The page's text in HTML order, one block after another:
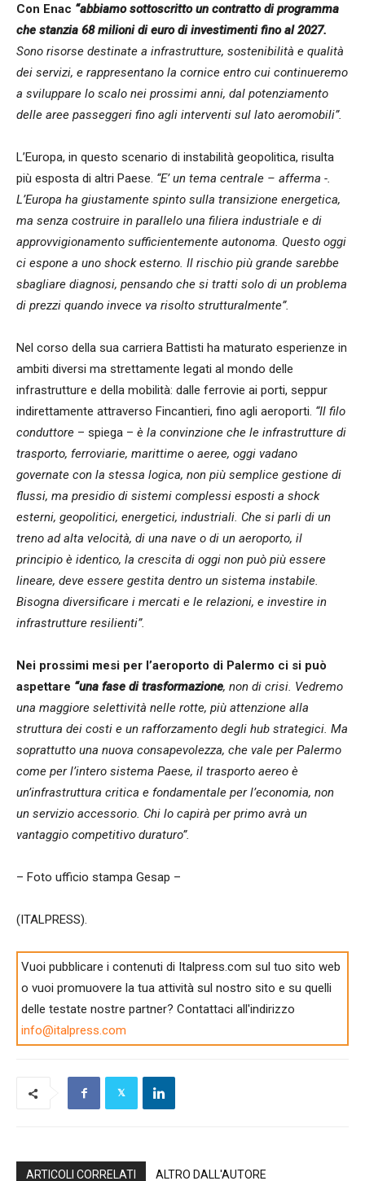
Con Enac “abbiamo sottoscritto un contratto di programma
che stanzia 68 milioni di euro di investimenti fino al 2027.
Sono risorse destinate a infrastrutture, sostenibilità e qualità
dei servizi, e rappresentano la cornice entro cui continueremo
a sviluppare lo scalo nei prossimi anni, dal potenziamento
delle aree passeggeri fino agli interventi sul lato aeromobili”.
L’Europa, in questo scenario di instabilità geopolitica, risulta
più esposta di altri Paese. “E’ un tema centrale – afferma -.
L’Europa ha giustamente spinto sulla transizione energetica,
ma senza costruire in parallelo una filiera industriale e di
approvvigionamento sufficientemente autonoma. Questo oggi
ci espone a uno shock esterno. Il rischio più grande sarebbe
sbagliare diagnosi, pensando che si tratti solo di un problema
di prezzi quando invece va risolto strutturalmente”.
Nel corso della sua carriera Battisti ha maturato esperienze in
ambiti diversi ma strettamente legati al mondo delle
infrastrutture e della mobilità: dalle ferrovie ai porti, seppur
indirettamente attraverso Fincantieri, fino agli aeroporti. “Il filo
conduttore – spiega – è la convinzione che le infrastrutture di
trasporto, ferroviarie, marittime o aeree, oggi vadano
governate con la stessa logica, non più semplice gestione di
flussi, ma presidio di sistemi complessi esposti a shock
esterni, geopolitici, energetici, industriali. Che si parli di un
treno ad alta velocità, di una nave o di un aeroporto, il
principio è identico, la crescita di oggi non può più essere
lineare, deve essere gestita dentro un sistema instabile.
Bisogna diversificare i mercati e le relazioni, e investire in
infrastrutture resilienti”.
Nei prossimi mesi per l’aeroporto di Palermo ci si può
aspettare “una fase di trasformazione, non di crisi. Vedremo
una maggiore selettività nelle rotte, più attenzione alla
struttura dei costi e un rafforzamento degli hub strategici. Ma
soprattutto una nuova consapevolezza, che vale per Palermo
come per l’intero sistema Paese, il trasporto aereo è
un’infrastruttura critica e fondamentale per l’economia, non
un servizio accessorio. Chi lo capirà per primo avrà un
vantaggio competitivo duraturo”.
– Foto ufficio stampa Gesap –
(ITALPRESS).
Vuoi pubblicare i contenuti di Italpress.com sul tuo sito web
o vuoi promuovere la tua attività sul nostro sito e su quelli
delle testate nostre partner? Contattaci all'indirizzo
info@italpress.com
ARTICOLI CORRELATI ALTRO DALL'AUTORE